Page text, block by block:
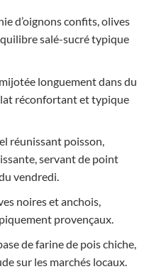
d’oignons confits, olives
salé-sucré typique
longuement dans du
réconfortant et typique
réunissant poisson,
servant de point
vendredi.
noires et anchois,
provençaux.
de farine de pois chiche,
sur les marchés locaux.